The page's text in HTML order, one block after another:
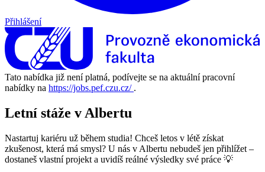
Přihlášení
Tato nabídka již není platná, podívejte se na aktuální pracovní
nabídky na https://jobs.pef.czu.cz/ .
Letní stáže v Albertu
Nastartuj kariéru už během studia! Chceš letos v létě získat
zkušenost, která má smysl? U nás v Albertu nebudeš jen přihlížet –
dostaneš vlastní projekt a uvidíš reálné výsledky své práce 💡